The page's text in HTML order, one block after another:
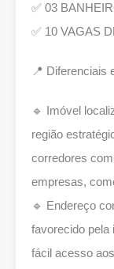
✅ 03
✅ 10 VAGAS
📍 Diferenciais
🔹 Imóvel
região
corredores
empresas,
🔹 Endereço
favorecido pela
fácil acesso